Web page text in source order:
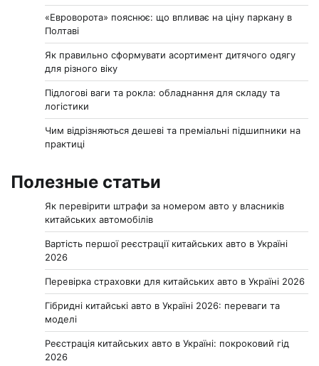
«Евроворота» пояснює: що впливає на ціну паркану в
Полтаві
Як правильно сформувати асортимент дитячого одягу
для різного віку
Підлогові ваги та рокла: обладнання для складу та
логістики
Чим відрізняються дешеві та преміальні підшипники на
практиці
Полезные статьи
Як перевірити штрафи за номером авто у власників
китайських автомобілів
Вартість першої реєстрації китайських авто в Україні
2026
Перевірка страховки для китайських авто в Україні 2026
Гібридні китайські авто в Україні 2026: переваги та
моделі
Реєстрація китайських авто в Україні: покроковий гід
2026